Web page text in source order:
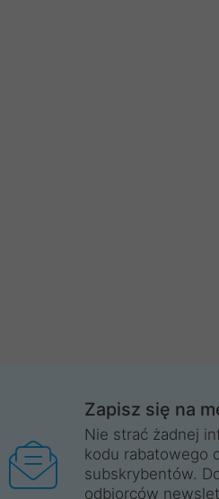
Zapisz się na
Nie strać żadnej
kodu rabatowego
subskrybentów.
odbiorców